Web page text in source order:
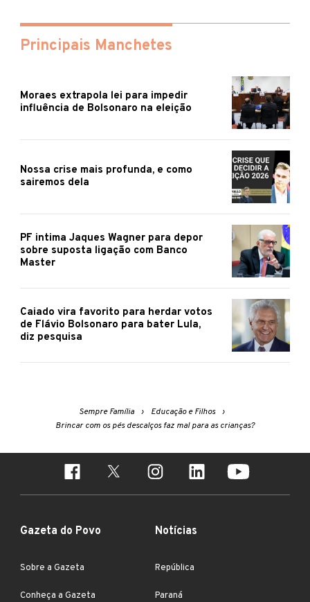
Principais Manchetes
Moraes extrapola lei para impedir
influência de Bolsonaro na eleição
Nossa crise mais profunda, e como
sairemos dela
PF intima Jaques Wagner para depor
sobre suposta ligação com Banco
Master
Caiado vira favorito para herdar votos
de Flávio Bolsonaro para bater Lula,
diz pesquisa
Sempre Família
Educação e Filhos
Brincar com os pés descalços faz mal para as crianças?
Gazeta do Povo
Sobre a Gazeta
Conheça a Gazeta
Notícias
República
Paraná